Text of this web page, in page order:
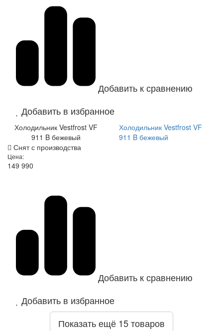
Добавить к сравнению
Добавить в избранное
Холодильник Vestfrost VF
911 B бежевый
Холодильник Vestfrost VF
911 B бежевый
Снят с производства
Цена:
149 990
Добавить к сравнению
Добавить в избранное
Показать ещё 15 товаров